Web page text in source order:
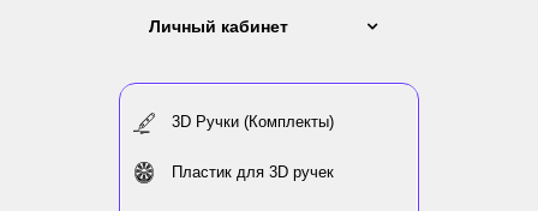
Личный кабинет
3D Ручки (Комплекты)
Пластик для 3D ручек